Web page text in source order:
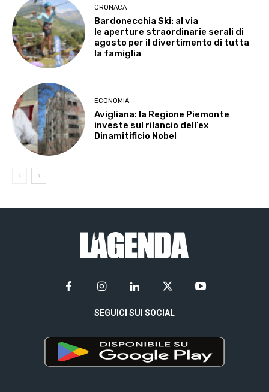
CRONACA
Bardonecchia Ski: al via
le aperture straordinarie serali di
agosto per il divertimento di tutta
la famiglia
ECONOMIA
Avigliana: la Regione Piemonte
investe sul rilancio dell’ex
Dinamitificio Nobel
SEGUICI SUI SOCIAL